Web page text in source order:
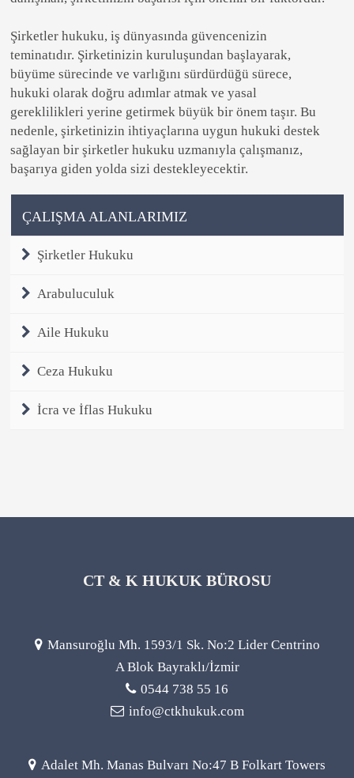
Şirketler hukuku, iş dünyasında güvencenizin
teminatıdır. Şirketinizin kuruluşundan başlayarak,
büyüme sürecinde ve varlığını sürdürdüğü sürece,
hukuki olarak doğru adımlar atmak ve yasal
gereklilikleri yerine getirmek büyük bir önem taşır. Bu
nedenle, şirketinizin ihtiyaçlarına uygun hukuki destek
sağlayan bir şirketler hukuku uzmanıyla çalışmanız,
başarıya giden yolda sizi destekleyecektir.
ÇALIŞMA ALANLARIMIZ
Şirketler Hukuku
Arabuluculuk
Aile Hukuku
Ceza Hukuku
İcra ve İflas Hukuku
CT & K HUKUK BÜROSU
Mansuroğlu Mh. 1593/1 Sk. No:2 Lider Centrino
A Blok Bayraklı/İzmir
0544 738 55 16
info@ctkhukuk.com
Adalet Mh. Manas Bulvarı No:47 B Folkart Towers